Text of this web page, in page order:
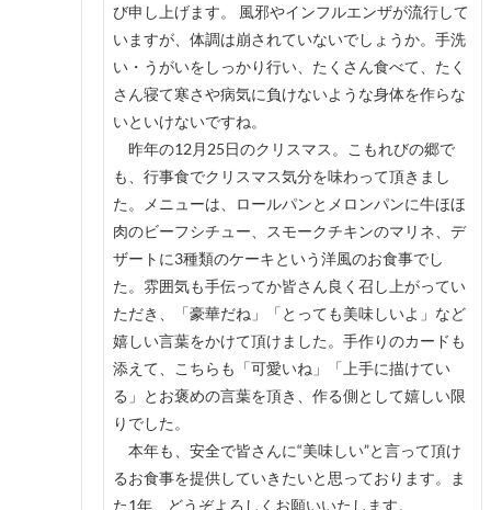
び申し上げます。 風邪やインフルエンザが流行して
いますが、体調は崩されていないでしょうか。手洗
い・うがいをしっかり行い、たくさん食べて、たく
さん寝て寒さや病気に負けないような身体を作らな
いといけないですね。
昨年の12月25日のクリスマス。こもれびの郷で
も、行事食でクリスマス気分を味わって頂きまし
た。メニューは、ロールパンとメロンパンに牛ほほ
肉のビーフシチュー、スモークチキンのマリネ、デ
ザートに3種類のケーキという洋風のお食事でし
た。雰囲気も手伝ってか皆さん良く召し上がってい
ただき、「豪華だね」「とっても美味しいよ」など
嬉しい言葉をかけて頂けました。手作りのカードも
添えて、こちらも「可愛いね」「上手に描けてい
る」とお褒めの言葉を頂き、作る側として嬉しい限
りでした。
本年も、安全で皆さんに“美味しい”と言って頂け
るお食事を提供していきたいと思っております。ま
た1年、どうぞよろしくお願いいたします。